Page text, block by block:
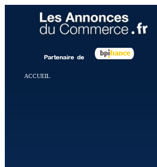
ACCUEIL
Panneau de gestion des cookies